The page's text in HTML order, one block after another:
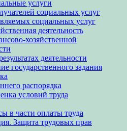
услуги
социальных услуг
социальных услуг
деятельность
хозяйственной
деятельности
государственного задания
распорядка
условий труда
в части оплаты труда
Защита трудовых прав